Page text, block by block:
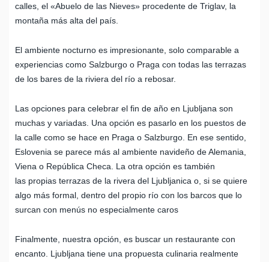
calles, el «Abuelo de las Nieves» procedente de Triglav, la
montaña más alta del país.
El ambiente nocturno es impresionante, solo comparable a
experiencias como Salzburgo o Praga con todas las terrazas
de los bares de la riviera del río a rebosar.
Las opciones para celebrar el fin de año en Ljubljana son
muchas y variadas. Una opción es pasarlo en los puestos de
la calle como se hace en Praga o Salzburgo. En ese sentido,
Eslovenia se parece más al ambiente navideño de Alemania,
Viena o República Checa. La otra opción es también
las propias terrazas de la rivera del Ljubljanica o, si se quiere
algo más formal, dentro del propio río con los barcos que lo
surcan con menús no especialmente caros
Finalmente, nuestra opción, es buscar un restaurante con
encanto. Ljubljana tiene una propuesta culinaria realmente